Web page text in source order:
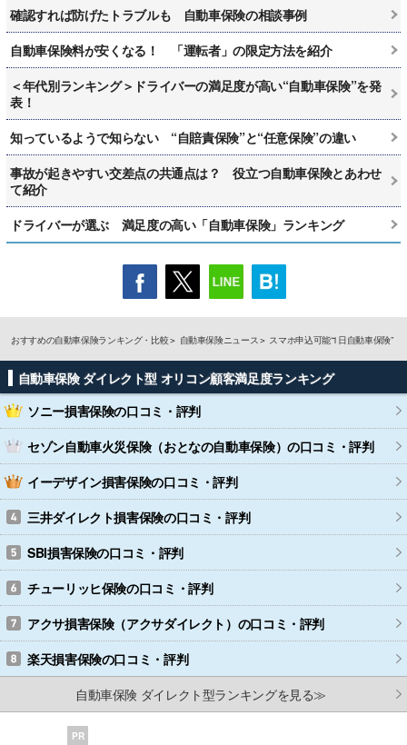
確認すれば防げたトラブルも 自動車保険の相談事例
自動車保険料が安くなる！ 「運転者」の限定方法を紹介
＜年代別ランキング＞ドライバーの満足度が高い“自動車保険”を発
表！
知っているようで知らない “自賠責保険”と“任意保険”の違い
事故が起きやすい交差点の共通点は？ 役立つ自動車保険とあわせ
て紹介
ドライバーが選ぶ 満足度の高い「自動車保険」ランキング
おすすめの自動車保険ランキング・比較 自動車保険ニュース スマホ申込可能“1日自動車保険”
自動車保険 ダイレクト型 オリコン顧客満足度ランキング
ソニー損害保険の口コミ・評判
セゾン自動車火災保険（おとなの自動車保険）の口コミ・評判
イーデザイン損害保険の口コミ・評判
三井ダイレクト損害保険の口コミ・評判
SBI損害保険の口コミ・評判
チューリッヒ保険の口コミ・評判
アクサ損害保険（アクサダイレクト） の口コミ・評判
楽天損害保険の口コミ・評判
自動車保険 ダイレクト型ランキングを見る≫
PR